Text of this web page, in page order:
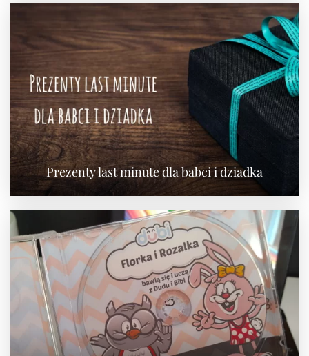
Prezenty last minute dla babci i dziadka